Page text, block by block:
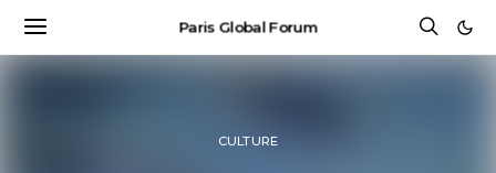
Paris Global Forum
CULTURE